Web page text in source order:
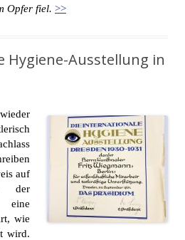
Opfer fiel. >>
Hygiene-Ausstellung in
auf
der
wie
wird.